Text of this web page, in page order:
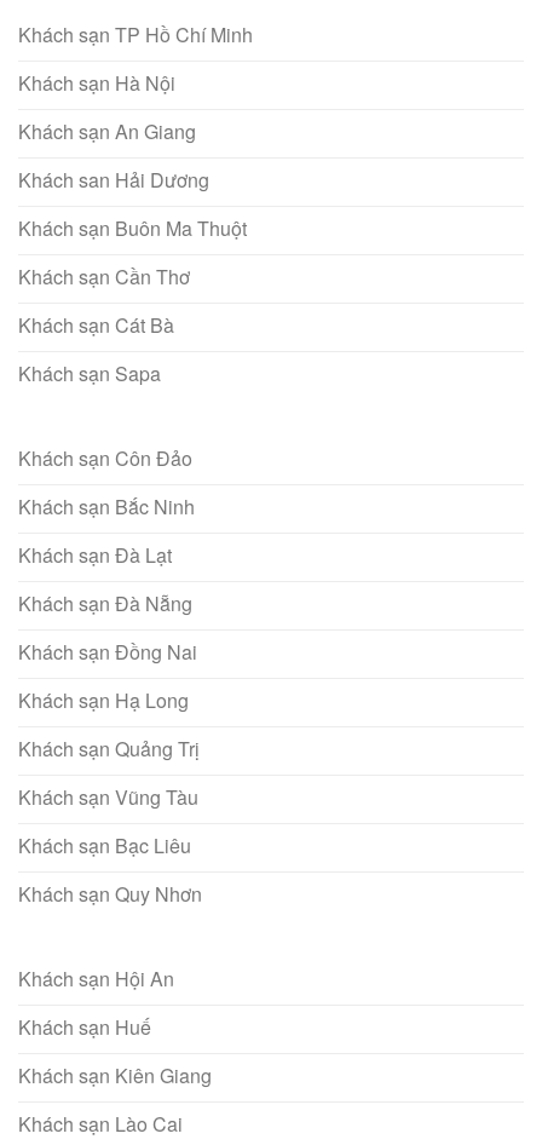
Khách sạn TP Hồ Chí Minh
Khách sạn Hà Nội
Khách sạn An Giang
Khách san Hải Dương
Khách sạn Buôn Ma Thuột
Khách sạn Cần Thơ
Khách sạn Cát Bà
Khách sạn Sapa
Khách sạn Côn Đảo
Khách sạn Bắc Ninh
Khách sạn Đà Lạt
Khách sạn Đà Nẵng
Khách sạn Đồng Nai
Khách sạn Hạ Long
Khách sạn Quảng Trị
Khách sạn Vũng Tàu
Khách sạn Bạc Liêu
Khách sạn Quy Nhơn
Khách sạn Hội An
Khách sạn Huế
Khách sạn Kiên Giang
Khách sạn Lào Cai